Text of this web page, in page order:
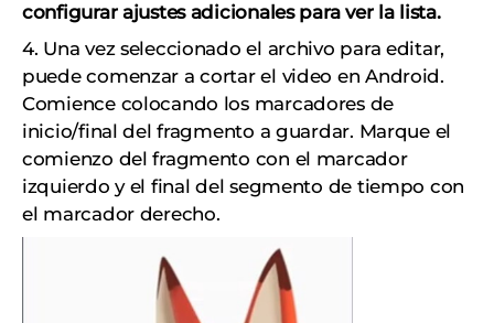
configurar ajustes adicionales para ver la lista.
4. Una vez seleccionado el archivo para editar,
puede comenzar a cortar el video en Android.
Comience colocando los marcadores de
inicio/final del fragmento a guardar. Marque el
comienzo del fragmento con el marcador
izquierdo y el final del segmento de tiempo con
el marcador derecho.